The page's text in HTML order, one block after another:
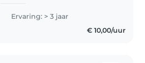
een zusje van 3 en pas
regelmatig op kinderen vooral
Ervaring: > 3 jaar
€ 10,00/uur